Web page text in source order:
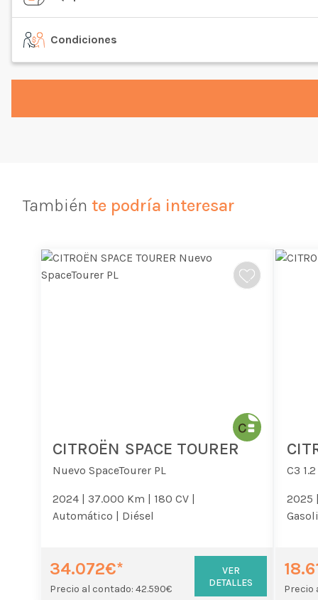
Condiciones
También te podría interesar
CITROËN SPACE TOURER
Nuevo SpaceTourer PL
2024 | 37.000 Km | 180 CV |
Automático | Diésel
34.072€*
Precio al contado: 42.590€
VER
DETALLES
C3
2025
Precio